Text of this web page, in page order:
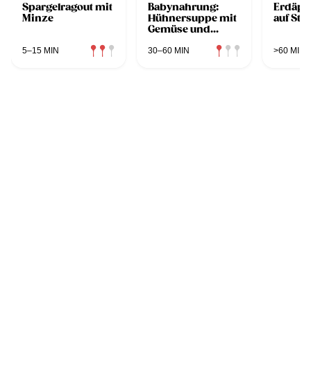
Spargelragout mit
Minze
5–15 MIN
Babynahrung:
Hühnersuppe mit
Gemüse und
30–60 MIN
auf
>60 MIN